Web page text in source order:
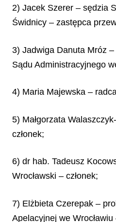
2) Jacek Szerer – sędzia
Świdnicy – zastępca
3) Jadwiga Danuta Mróz
Sądu Administracyjnego
4) Maria Majewska –
5) Małgorzata
członek;
6) dr hab. Tadeusz
Wrocławski – członek;
7) Elżbieta Czerepak –
Apelacyjnej we Wrocławiu